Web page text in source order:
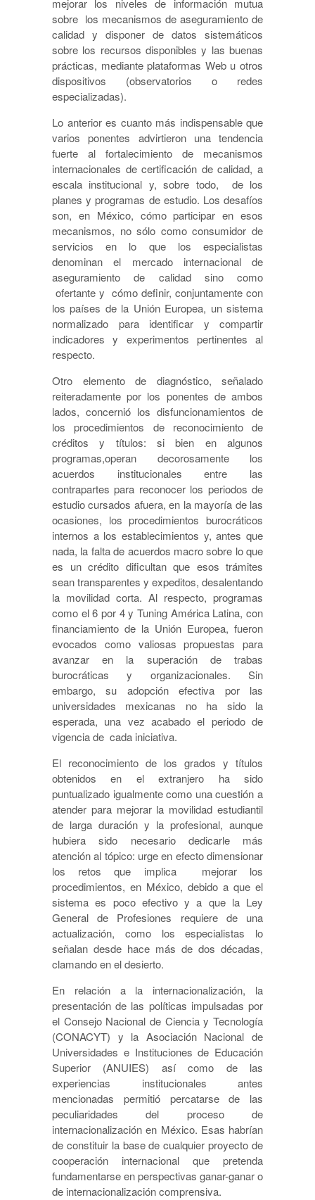
mejorar los niveles de información mutua
sobre los mecanismos de aseguramiento de
calidad y disponer de datos sistemáticos
sobre los recursos disponibles y las buenas
prácticas, mediante plataformas Web u otros
dispositivos (observatorios o redes
especializadas).
Lo anterior es cuanto más indispensable que
varios ponentes advirtieron una tendencia
fuerte al fortalecimiento de mecanismos
internacionales de certificación de calidad, a
escala institucional y, sobre todo, de los
planes y programas de estudio. Los desafíos
son, en México, cómo participar en esos
mecanismos, no sólo como consumidor de
servicios en lo que los especialistas
denominan el mercado internacional de
aseguramiento de calidad sino como
ofertante y cómo definir, conjuntamente con
los países de la Unión Europea, un sistema
normalizado para identificar y compartir
indicadores y experimentos pertinentes al
respecto.
Otro elemento de diagnóstico, señalado
reiteradamente por los ponentes de ambos
lados, concernió los disfuncionamientos de
los procedimientos de reconocimiento de
créditos y títulos: si bien en algunos
programas,operan decorosamente los
acuerdos institucionales entre las
contrapartes para reconocer los periodos de
estudio cursados afuera, en la mayoría de las
ocasiones, los procedimientos burocráticos
internos a los establecimientos y, antes que
nada, la falta de acuerdos macro sobre lo que
es un crédito dificultan que esos trámites
sean transparentes y expeditos, desalentando
la movilidad corta. Al respecto, programas
como el 6 por 4 y Tuning América Latina, con
financiamiento de la Unión Europea, fueron
evocados como valiosas propuestas para
avanzar en la superación de trabas
burocráticas y organizacionales. Sin
embargo, su adopción efectiva por las
universidades mexicanas no ha sido la
esperada, una vez acabado el periodo de
vigencia de cada iniciativa.
El reconocimiento de los grados y títulos
obtenidos en el extranjero ha sido
puntualizado igualmente como una cuestión a
atender para mejorar la movilidad estudiantil
de larga duración y la profesional, aunque
hubiera sido necesario dedicarle más
atención al tópico: urge en efecto dimensionar
los retos que implica mejorar los
procedimientos, en México, debido a que el
sistema es poco efectivo y a que la Ley
General de Profesiones requiere de una
actualización, como los especialistas lo
señalan desde hace más de dos décadas,
clamando en el desierto.
En relación a la internacionalización, la
presentación de las políticas impulsadas por
el Consejo Nacional de Ciencia y Tecnología
(CONACYT) y la Asociación Nacional de
Universidades e Instituciones de Educación
Superior (ANUIES) así como de las
experiencias institucionales antes
mencionadas permitió percatarse de las
peculiaridades del proceso de
internacionalización en México. Esas habrían
de constituir la base de cualquier proyecto de
cooperación internacional que pretenda
fundamentarse en perspectivas ganar-ganar o
de internacionalización comprensiva.